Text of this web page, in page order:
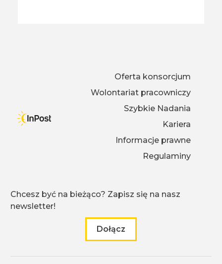
Oferta konsorcjum
Wolontariat pracowniczy
Szybkie Nadania
Kariera
Informacje prawne
Regulaminy
Chcesz być na bieżąco? Zapisz się na nasz
newsletter!
Dołącz
do naszego newslettera